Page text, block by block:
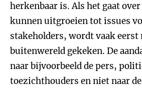
herkenbaar is. Als het gaat
kunnen uitgroeien tot issues
stakeholders, wordt vaak eerst
buitenwereld gekeken. De
naar bijvoorbeeld de pers,
toezichthouders en niet naar